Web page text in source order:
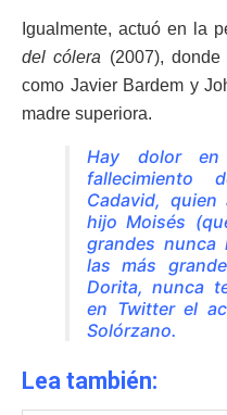
Igualmente, actuó en la
del cólera (2007),
como Javier Bardem y
madre superiora.
Hay dolor
fallecimiento
Cadavid,
hijo Moisés
grandes
las más
Dorita, nunca
en Twitter el
Solórzano.
Lea también: